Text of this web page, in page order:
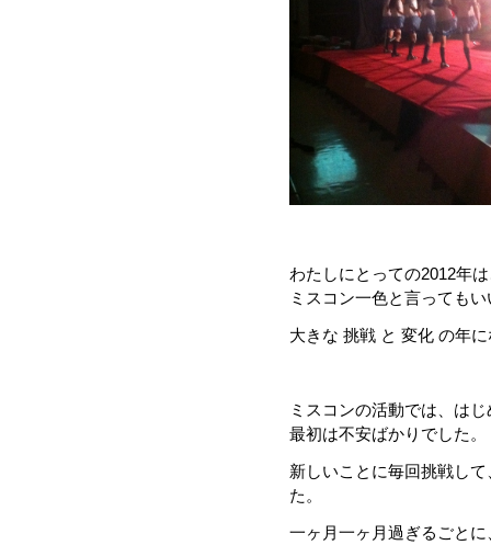
わたしにとっての2012年
ミスコン一色と言っても
大きな 挑戦 と 変化 の年
ミスコンの活動では、は
最初は不安ばかりでした。
新しいことに毎回挑戦し
た。
一ヶ月一ヶ月過ぎるごと